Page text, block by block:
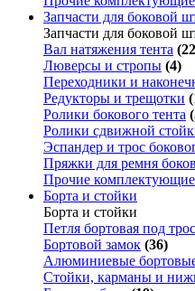
Запчасти для боковой
Запчасти для боковой
Вал натяжения тента
Люверсы и стропы (4)
Переходники и
Редукторы и трещотки
Ролики бокового тента
Ролики сдвижной
Эспандер и трос
Пряжки для ремня
Прочие комплектующие
Борта и стойки
Борта и стойки
Петля бортовая под
Бортовой замок (36)
Алюминиевые
Стойки, карманы и